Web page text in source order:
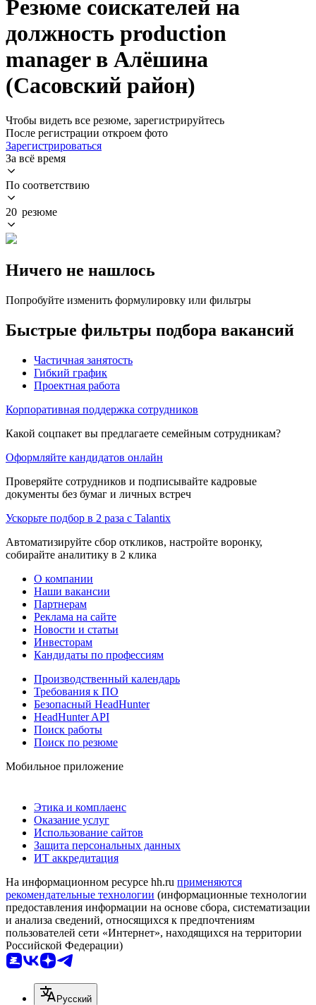
Резюме соискателей на
должность production
manager в Алёшина
(Сасовский район)
Чтобы видеть все резюме, зарегистрируйтесь
После регистрации откроем фото
Зарегистрироваться
За всё время
По соответствию
20 резюме
Ничего не нашлось
Попробуйте изменить формулировку или фильтры
Быстрые фильтры подбора вакансий
Частичная занятость
Гибкий график
Проектная работа
Корпоративная поддержка сотрудников
Какой соцпакет вы предлагаете семейным сотрудникам?
Оформляйте кандидатов онлайн
Проверяйте сотрудников и подписывайте кадровые
документы без бумаг и личных встреч
Ускорьте подбор в 2 раза с Talantix
Автоматизируйте сбор откликов, настройте воронку,
собирайте аналитику в 2 клика
О компании
Наши вакансии
Партнерам
Реклама на сайте
Новости и статьи
Инвесторам
Кандидаты по профессиям
Производственный календарь
Требования к ПО
Безопасный HeadHunter
HeadHunter API
Поиск работы
Поиск по резюме
Мобильное приложение
Этика и комплаенс
Оказание услуг
Использование сайтов
Защита персональных данных
ИТ аккредитация
На информационном ресурсе hh.ru применяются
рекомендательные технологии (информационные технологии
предоставления информации на основе сбора, систематизации
и анализа сведений, относящихся к предпочтениям
пользователей сети «Интернет», находящихся на территории
Российской Федерации)
Русский